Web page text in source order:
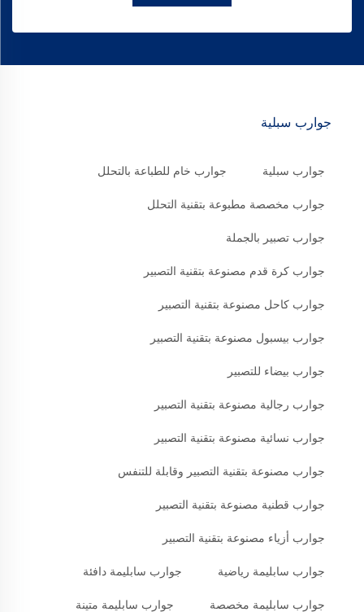
جوارب سبلية
جوارب سبلية جوارب خام للطباعة بالتحلل
جوارب مخصصة مطبوعة بتقنية التحلل
جوارب تصبير بالجملة
جوارب كرة قدم مصنوعة بتقنية التصبير
جوارب كاحل مصنوعة بتقنية التصبير
جوارب بيسبول مصنوعة بتقنية التصبير
جوارب بيضاء للتصبير
جوارب رجالية مصنوعة بتقنية التصبير
جوارب نسائية مصنوعة بتقنية التصبير
جوارب مصنوعة بتقنية التصبير وقابلة للتنفس
جوارب قطنية مصنوعة بتقنية التصبير
جوارب أزياء مصنوعة بتقنية التصبير
جوارب سابليمة رياضية جوارب سابليمة دافئة
جوارب سابليمة مخصصة جوارب سابليمة متينة